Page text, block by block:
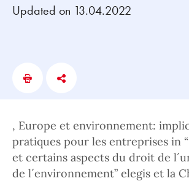
Updated on 13.04.2022
, Europe et environnement:
pratiques pour les entreprises in
et certains aspects du droit de
de l´environnement” elegis et la